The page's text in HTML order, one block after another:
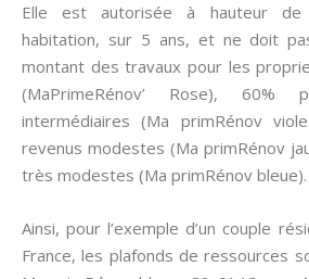
Elle est autorisée à hauteur
habitation, sur 5 ans, et ne doit
montant des travaux pour les
(MaPrimeRénov’ Rose), 60%
intermédiaires (Ma primRénov
revenus modestes (Ma primRénov
très modestes (Ma primRénov bleue).
Ainsi, pour l’exemple d’un couple
France, les plafonds de ressources